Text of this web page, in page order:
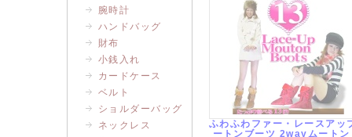
ふわふわファー・レースアッ
ートンブーツ 2wayムート
腕時計
ハンドバッグ
財布
小銭入れ
カードケース
ベルト
ショルダーバッグ
ネックレス